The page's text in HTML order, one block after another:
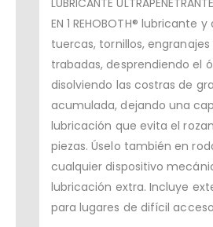
EN 1 REHOBOTH® lubricante
tuercas, tornillos,
trabadas, desprendiendo el
disolviendo las costras de
acumulada, dejando una
lubricación que evita el
piezas. Úselo también en
cualquier dispositivo
lubricación extra. Incluye
para lugares de difícil